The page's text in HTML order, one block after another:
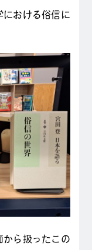
における俗信に
から扱ったこの